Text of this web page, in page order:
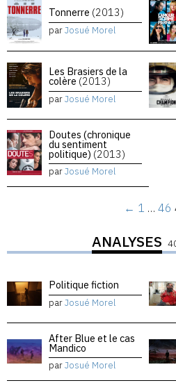
Tonnerre (2013)
parJosué Morel
Les Brasiers de la
colère (2013)
parJosué Morel
Doutes (chronique
du sentiment
politique) (2013)
parJosué Morel
← 1 … 46
ANALYSES
Politique fiction
parJosué Morel
After Blue et le cas
Mandico
parJosué Morel